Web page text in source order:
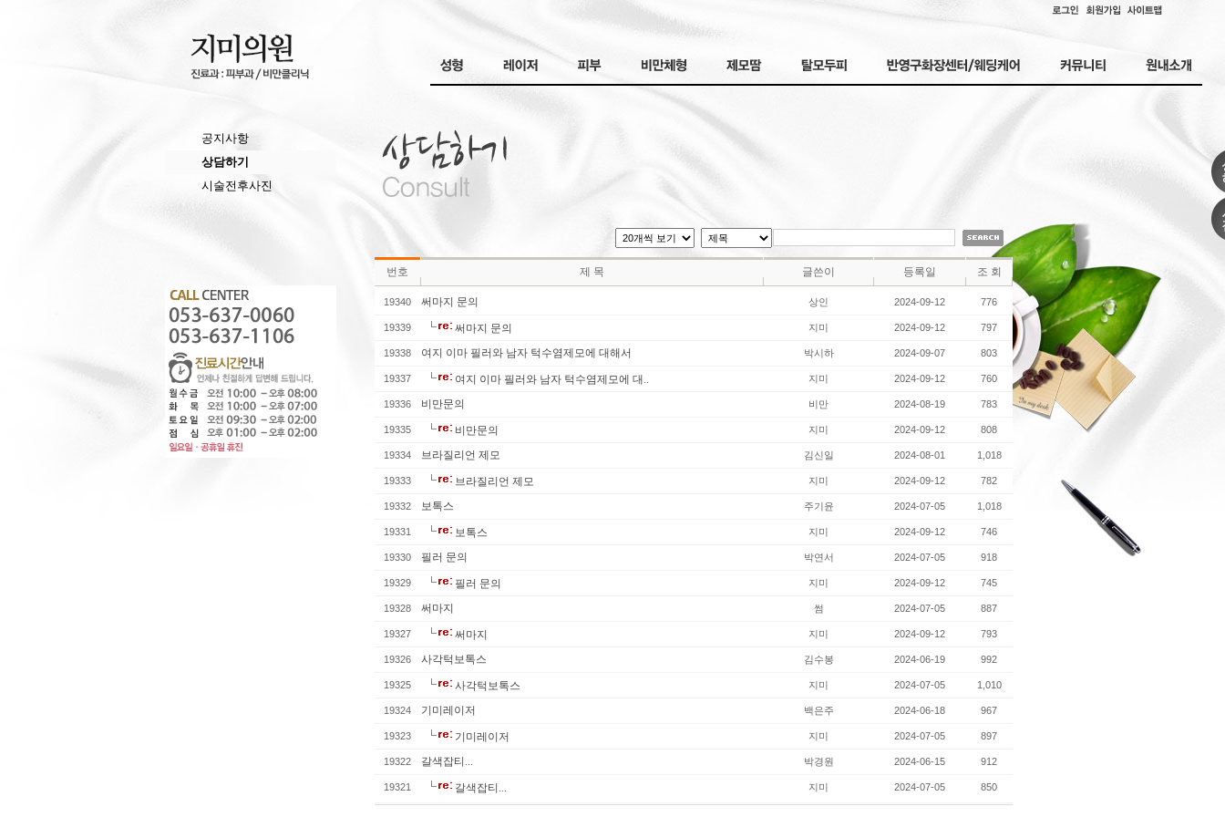
공지사항
상담하기
시술전후사진
번호 제 목 글쓴이 등록일 조 회
19340 써마지 문의 상인 2024-09-12 776
19339 써마지 문의 지미 2024-09-12 797
19338 여지 이마 필러와 남자 턱수염제모에 대해서 박시하 2024-09-07 803
19337 여지 이마 필러와 남자 턱수염제모에 대.. 지미 2024-09-12 760
19336 비만문의 비만 2024-08-19 783
19335 비만문의 지미 2024-09-12 808
19334 브라질리언 제모 김신일 2024-08-01 1,018
19333 브라질리언 제모 지미 2024-09-12 782
19332 보톡스 주기윤 2024-07-05 1,018
19331 보톡스 지미 2024-09-12 746
19330 필러 문의 박연서 2024-07-05 918
19329 필러 문의 지미 2024-09-12 745
19328 써마지 썸 2024-07-05 887
19327 써마지 지미 2024-09-12 793
19326 사각턱보톡스 김수봉 2024-06-19 992
19325 사각턱보톡스 지미 2024-07-05 1,010
19324 기미레이저 백은주 2024-06-18 967
19323 기미레이저 지미 2024-07-05 897
19322 갈색잡티... 박경원 2024-06-15 912
19321 갈색잡티... 지미 2024-07-05 850